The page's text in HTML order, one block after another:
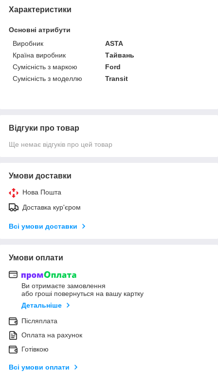
Характеристики
Основні атрибути
Виробник
ASTA
Країна виробник
Тайвань
Сумісність з маркою
Ford
Сумісність з моделлю
Transit
Відгуки про товар
Ще немає відгуків про цей товар
Умови доставки
Нова Пошта
Доставка кур'єром
Всі умови доставки
Умови оплати
Ви отримаєте замовлення
або гроші повернуться на вашу картку
Детальніше
Післяплата
Оплата на рахунок
Готівкою
Всі умови оплати